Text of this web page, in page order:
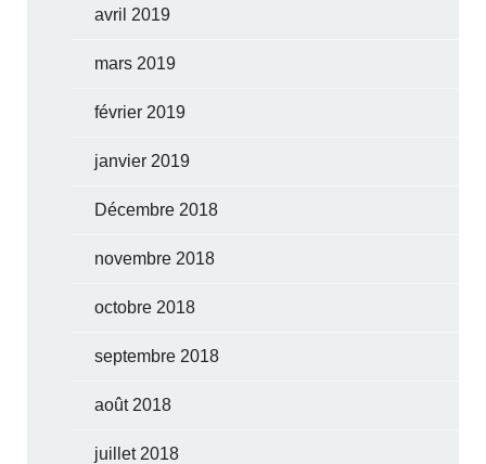
avril 2019
mars 2019
février 2019
janvier 2019
Décembre 2018
novembre 2018
octobre 2018
septembre 2018
août 2018
juillet 2018